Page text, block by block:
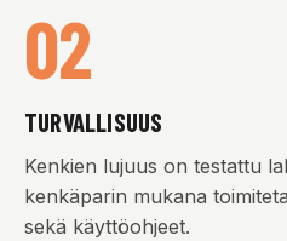
02
TURVALLISUUS
Kenkien lujuus on testattu
kenkäparin mukana
sekä käyttöohjeet.